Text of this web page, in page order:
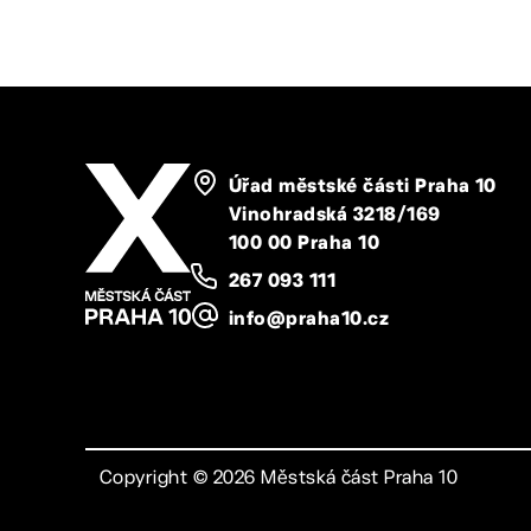
Úřad městské části Praha 10
Vinohradská 3218/169
100 00 Praha 10
267 093 111
info@praha10.cz
Copyright © 2026 Městská část Praha 10